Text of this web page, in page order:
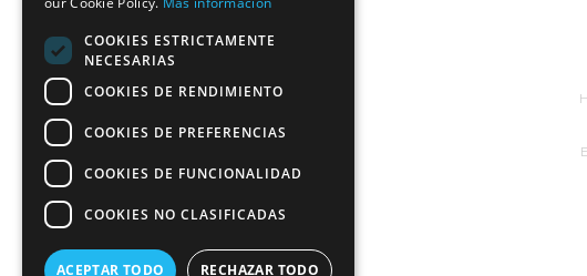
COOKIES ESTRICTAMENTE
NECESARIAS
COOKIES DE RENDIMIENTO
COOKIES DE PREFERENCIAS
COOKIES DE FUNCIONALIDAD
COOKIES NO CLASIFICADAS
ACEPTAR TODO RECHAZAR TODO